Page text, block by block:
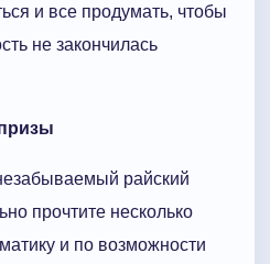
и все продумать, чтобы
не закончилась
райский
прочтите несколько
и по возможности